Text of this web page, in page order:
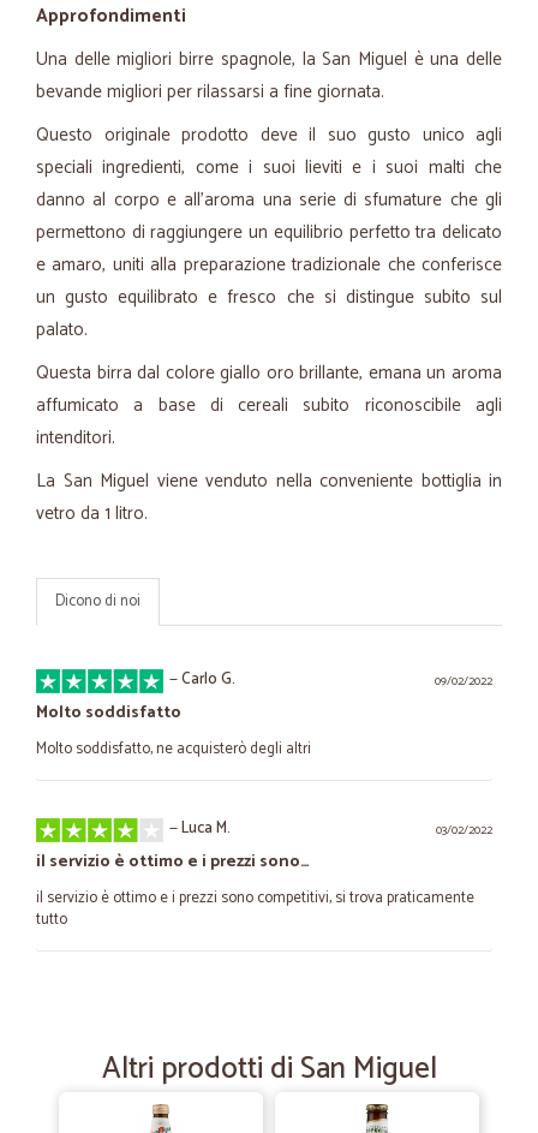
Approfondimenti
Una delle migliori birre spagnole, la San Miguel è una delle
bevande migliori per rilassarsi a fine giornata.
Questo originale prodotto deve il suo gusto unico agli
speciali ingredienti, come i suoi lieviti e i suoi malti che
danno al corpo e all’aroma una serie di sfumature che gli
permettono di raggiungere un equilibrio perfetto tra delicato
e amaro, uniti alla preparazione tradizionale che conferisce
un gusto equilibrato e fresco che si distingue subito sul
palato.
Questa birra dal colore giallo oro brillante, emana un aroma
affumicato a base di cereali subito riconoscibile agli
intenditori.
La San Miguel viene venduto nella conveniente bottiglia in
vetro da 1 litro.
Dicono di noi
09/02/2022
—Carlo G.
Molto soddisfatto
Molto soddisfatto, ne acquisterò degli altri
03/02/2022
—Luca M.
il servizio è ottimo e i prezzi sono…
il servizio è ottimo e i prezzi sono competitivi, si trova praticamente
tutto
Apprezziamo vostro servizio professionale Veloce e affidabile
Altri prodotti di San Miguel